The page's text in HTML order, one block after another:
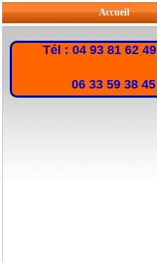
Accueil
Tél : 04 93 81 62 49
06 33 59 38 45